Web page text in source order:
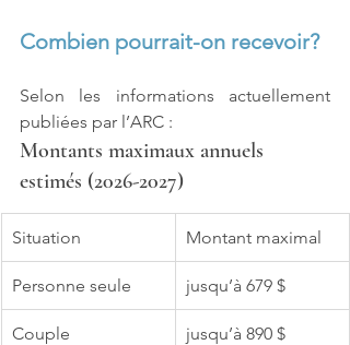
Combien pourrait-on recevoir?
Selon les informations actuellement
publiées par l’ARC :
Montants maximaux annuels
estimés (2026-2027)
Situation Montant maximal
Personne seule jusqu’à 679 $
Couple jusqu’à 890 $